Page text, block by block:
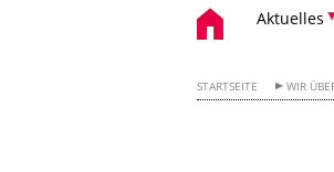
Aktuelles
STARTSEITE WIR